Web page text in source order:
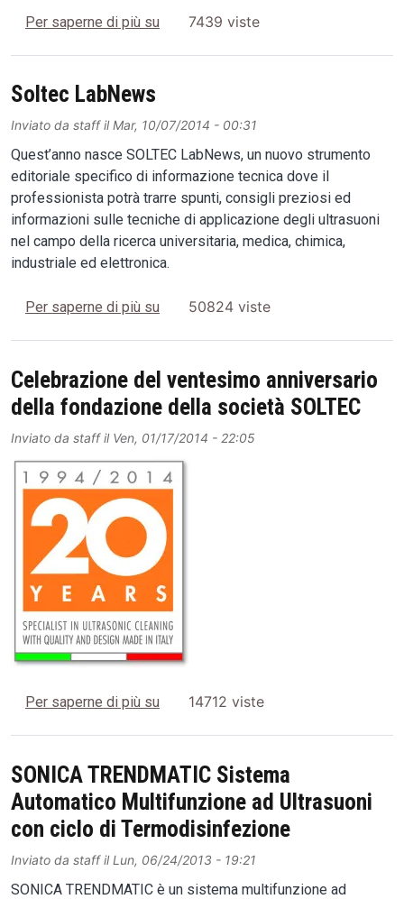
Per saperne di più su Le Lavatrici ad Ultrasuoni SONICA
7439 viste
Soltec LabNews
Inviato da staffilMar, 10/07/2014 - 00:31
Quest’anno nasce SOLTEC LabNews, un nuovo strumento
editoriale specifico di informazione tecnica dove il
professionista potrà trarre spunti, consigli preziosi ed
informazioni sulle tecniche di applicazione degli ultrasuoni
nel campo della ricerca universitaria, medica, chimica,
industriale ed elettronica.
Per saperne di più su Soltec LabNews
50824 viste
Celebrazione del ventesimo anniversario
della fondazione della società SOLTEC
Inviato da staffil Ven, 01/17/2014 - 22:05
Image
Per saperne di più su Celebrazione del ventesimo
14712 viste
SONICA TRENDMATIC Sistema
Automatico Multifunzione ad Ultrasuoni
con ciclo di Termodisinfezione
Inviato da staffilLun, 06/24/2013 - 19:21
SONICA TRENDMATIC è un sistema multifunzione ad